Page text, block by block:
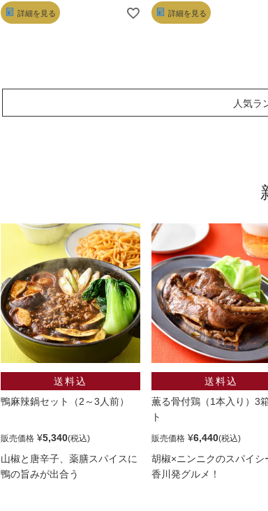
詳細を見る 詳細を見る
人気ラ
鴨麻辣鍋セット（2～3人前）
販売価格 ¥5,340
山椒と唐辛子、薬膳スパイスに
鴨の旨みが出合う
薫る骨付鶏（1本入り）3
ト
販売価格 ¥6,440
胡椒×ニンニクのスパイシ
香川発グルメ！